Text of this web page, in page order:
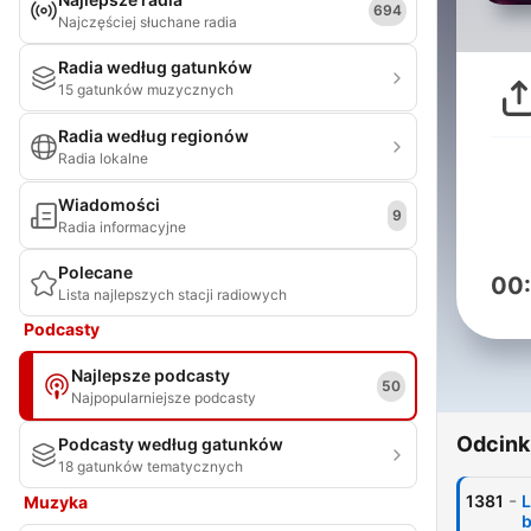
Najczęściej słuchane radia
694
Radia według gatunków
15 gatunków muzycznych
Radia według regionów
Radia lokalne
Wiadomości
Radia informacyjne
9
Polecane
Lista najlepszych stacji radiowych
Podcasty
Najlepsze podcasty
Najpopularniejsze podcasty
50
Podcasty według gatunków
18 gatunków tematycznych
Muzyka 1381 -